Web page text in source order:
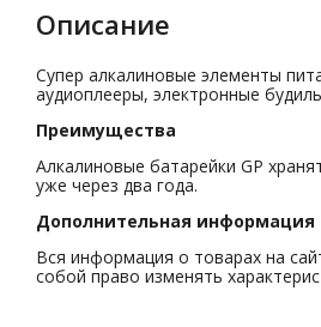
Описание
Супер алкалиновые элементы
аудиоплееры, электронные
Преимущества
Алкалиновые батарейки GP
уже через два года.
Дополнительная информация
Вся информация о товарах на
собой право изменять